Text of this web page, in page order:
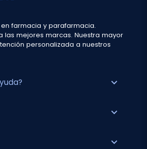
farmacia y parafarmacia.
las mejores marcas. Nuestra mayor
personalizada a nuestros
expand_more
expand_more
expand_more